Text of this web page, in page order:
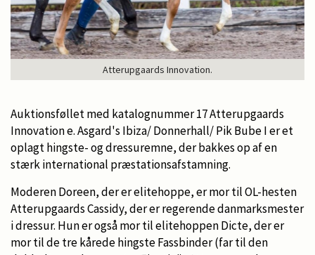
Atterupgaards Innovation.
Auktionsføllet med katalognummer 17 Atterupgaards
Innovation e. Asgard's Ibiza/ Donnerhall/ Pik Bube I er et
oplagt hingste- og dressuremne, der bakkes op af en
stærk international præstationsafstamning.
Moderen Doreen, der er elitehoppe, er mor til OL-hesten
Atterupgaards Cassidy, der er regerende danmarksmester
i dressur. Hun er også mor til elitehoppen Dicte, der er
mor til de tre kårede hingste Fassbinder (far til den